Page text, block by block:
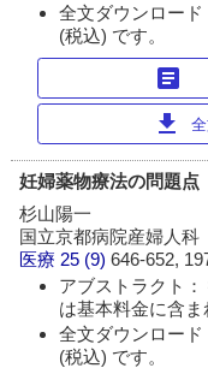
全文ダウンロー
(税込) です。
article
download
妊婦薬物療法の問題点
杉山陽一
国立京都病院産婦人科
医療 25 (9)646-652,
アブストラクト
は基本料金に含ま
全文ダウンロー
(税込) です。